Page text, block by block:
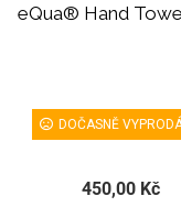
eQua® Hand
DOČASNĚ
450,00 Kč